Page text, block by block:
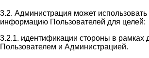
3.2. Администрация может
информацию Пользователей для целей:
3.2.1. идентификации стороны в рамках
Пользователем и Администрацией.